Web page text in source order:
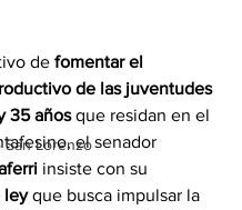
San Lorenzo
de fomentar el
de las juventudes
35 años que residan en el
el senador
insiste con su
ley que busca impulsar la